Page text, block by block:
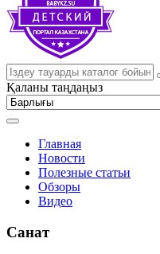
Қаланы таңдаңыз
Главная
Новости
Полезные статьи
Обзоры
Видео
Санат